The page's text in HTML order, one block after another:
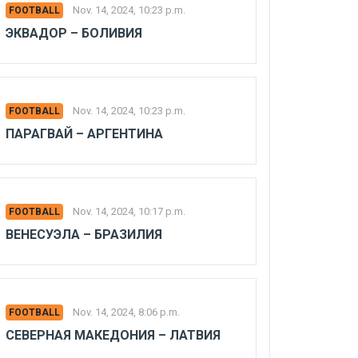
FOOTBALL Nov. 14, 2024, 10:23 p.m.
ЭКВАДОР – БОЛИВИЯ
FOOTBALL Nov. 14, 2024, 10:23 p.m.
ПАРАГВАЙ – АРГЕНТИНА
FOOTBALL Nov. 14, 2024, 10:17 p.m.
ВЕНЕСУЭЛА – БРАЗИЛИЯ
FOOTBALL Nov. 14, 2024, 8:06 p.m.
СЕВЕРНАЯ МАКЕДОНИЯ – ЛАТВИЯ